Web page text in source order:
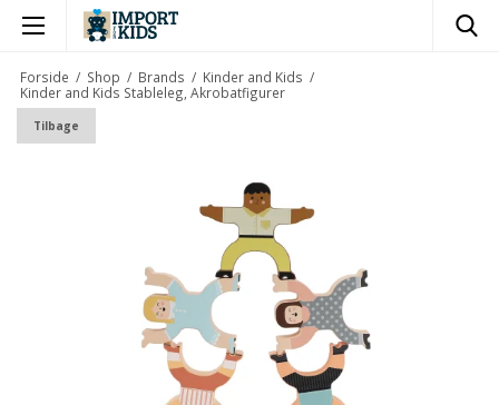
Forside / Shop / Brands / Kinder and Kids /
Kinder and Kids Stableleg, Akrobatfigurer
Tilbage